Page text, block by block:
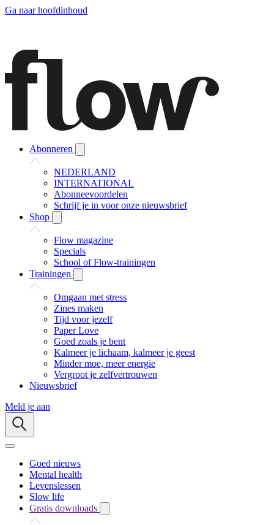
Ga naar hoofdinhoud
Abonneren
NEDERLAND
INTERNATIONAL
Abonneevoordelen
Schrijf je in voor onze nieuwsbrief
Shop
Flow magazine
Specials
School of Flow-trainingen
Trainingen
Omgaan met stress
Zines maken
Tijd voor jezelf
Paper Love
Goed zoals je bent
Kalmeer je lichaam, kalmeer je geest
Minder moe, meer energie
Vergroot je zelfvertrouwen
Nieuwsbrief
Meld je aan
Goed nieuws
Mental health
Levenslessen
Slow life
Gratis downloads